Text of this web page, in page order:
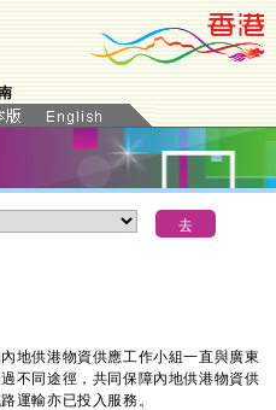
供港物資供應工作小組一直與廣東
不同途徑，共同保障內地供港物資供
運輸亦已投入服務。